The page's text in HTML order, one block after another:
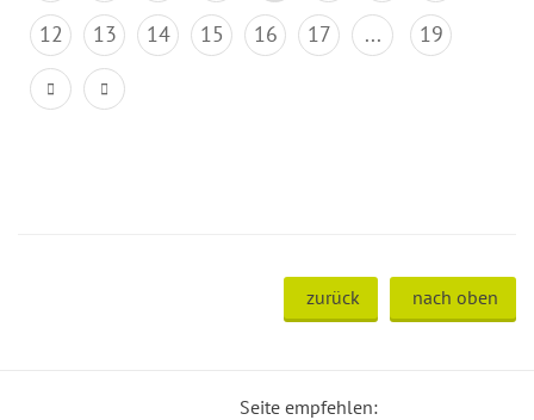
12
13 14 15 16 17 ... 19
zurück nach oben
Seite empfehlen: